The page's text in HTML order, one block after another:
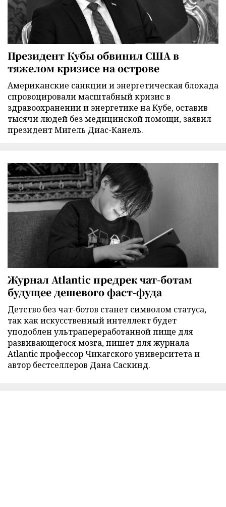
Президент Кубы обвинил США в
тяжелом кризисе на острове
Американские санкции и энергетическая блокада
спровоцировали масштабный кризис в
здравоохранении и энергетике на Кубе, оставив
тысячи людей без медицинской помощи, заявил
президент Мигель Диас-Канель.
Журнал Atlantic предрек чат-ботам
будущее дешевого фаст-фуда
Детство без чат-ботов станет символом статуса,
так как искусственный интеллект будет
уподоблен ультрапереработанной пище для
развивающегося мозга, пишет для журнала
Atlantic профессор Чикагского университета и
автор бестселлеров Дана Саскинд.